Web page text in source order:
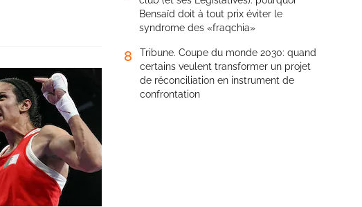
Bensaïd doit à tout prix éviter le
syndrome des «fraqchia»
8
Tribune. Coupe du monde 2030: quand
certains veulent transformer un projet
de réconciliation en instrument de
confrontation